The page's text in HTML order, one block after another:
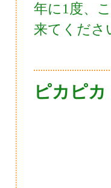
年に1度、
来てくださ
ピカピカ